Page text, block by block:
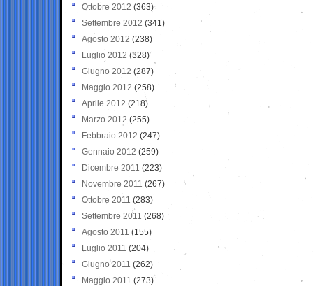
Ottobre 2012 (363)
Settembre 2012 (341)
Agosto 2012 (238)
Luglio 2012 (328)
Giugno 2012 (287)
Maggio 2012 (258)
Aprile 2012 (218)
Marzo 2012 (255)
Febbraio 2012 (247)
Gennaio 2012 (259)
Dicembre 2011 (223)
Novembre 2011 (267)
Ottobre 2011 (283)
Settembre 2011 (268)
Agosto 2011 (155)
Luglio 2011 (204)
Giugno 2011 (262)
Maggio 2011 (273)